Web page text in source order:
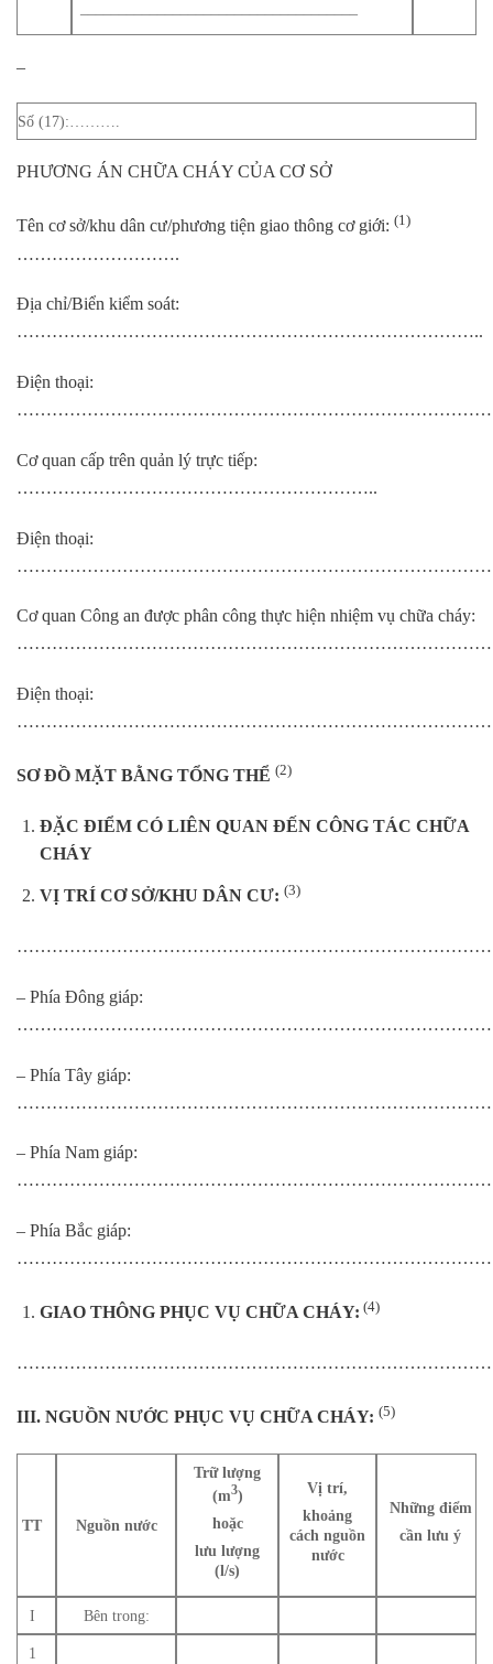
–
Số (17):……….
PHƯƠNG ÁN CHỮA CHÁY CỦA CƠ SỞ
Tên cơ sở/khu dân cư/phương tiện giao thông cơ giới: (1)
……………………….
Địa chỉ/Biển kiểm soát:
……………………………………………………………………..
Điện thoại:
Cơ quan cấp trên quản lý trực tiếp:
……………………………………………………..
Điện thoại:
Cơ quan Công an được phân công thực hiện nhiệm vụ chữa cháy:
Điện thoại:
SƠ ĐỒ MẶT BẰNG TỔNG THỂ (2)
ĐẶC ĐIỂM CÓ LIÊN QUAN ĐẾN CÔNG TÁC CHỮA
CHÁY
VỊ TRÍ CƠ SỞ/KHU DÂN CƯ: (3)
– Phía Đông giáp:
– Phía Tây giáp:
– Phía Nam giáp:
– Phía Bắc giáp:
GIAO THÔNG PHỤC VỤ CHỮA CHÁY: (4)
III. NGUỒN NƯỚC PHỤC VỤ CHỮA CHÁY: (5)
TT Nguồn nước
Trữ lượng
(m3)
hoặc
lưu lượng
(l/s)
Vị trí,
khoảng
cách nguồn
nước
Những điểm
cần lưu ý
I Bên trong:
1